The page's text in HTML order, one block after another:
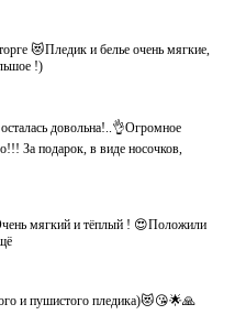
😻Пледик и белье очень мягкие,
!)
довольна!..👌Огромное
За подарок, в виде носочков,
мягкий и тёплый ! 😍Положили
и пушистого пледика)😻😘🌟🙏